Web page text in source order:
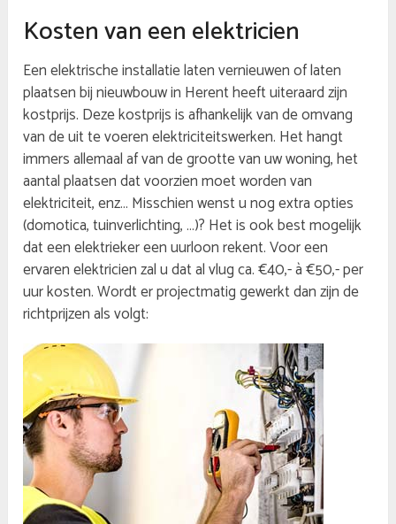
Kosten van een elektricien
Een elektrische installatie laten vernieuwen of laten
plaatsen bij nieuwbouw in Herent heeft uiteraard zijn
kostprijs. Deze kostprijs is afhankelijk van de omvang
van de uit te voeren elektriciteitswerken. Het hangt
immers allemaal af van de grootte van uw woning, het
aantal plaatsen dat voorzien moet worden van
elektriciteit, enz… Misschien wenst u nog extra opties
(domotica, tuinverlichting, …)? Het is ook best mogelijk
dat een elektrieker een uurloon rekent. Voor een
ervaren elektricien zal u dat al vlug ca. €40,- à €50,- per
uur kosten. Wordt er projectmatig gewerkt dan zijn de
richtprijzen als volgt: